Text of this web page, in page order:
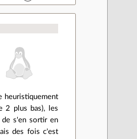
heuristiquement
2 plus bas), les
s'en sortir en
des fois c'est